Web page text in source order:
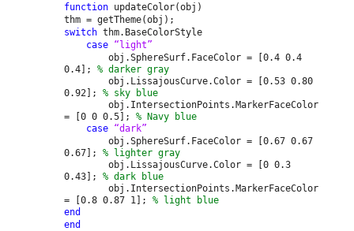
functionupdateColor(obj)
thm = getTheme(obj);
switchthm.BaseColorStyle
case
“light”
obj.SphereSurf.FaceColor = [0.4 0.4
0.4];
% darker gray
obj.LissajousCurve.Color = [0.53 0.80
0.92]; % sky blue
obj.IntersectionPoints.MarkerFaceColor
= [0 0 0.5]; % Navy blue
case“dark”
obj.SphereSurf.FaceColor = [0.67 0.67
0.67];
% lighter gray
obj.LissajousCurve.Color = [0 0.3
0.43];
% dark blue
obj.IntersectionPoints.MarkerFaceColor
= [0.8 0.87 1]; % light blue
end
end